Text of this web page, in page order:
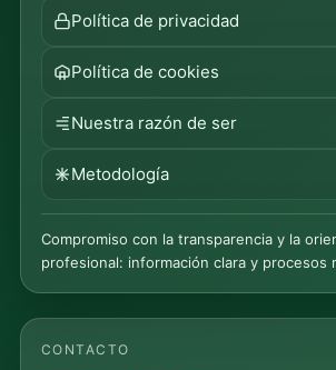
Política de privacidad
Política de cookies
Nuestra razón de ser
Metodología
Compromiso con la transparencia y la
profesional: información clara y procesos
CONTACTO